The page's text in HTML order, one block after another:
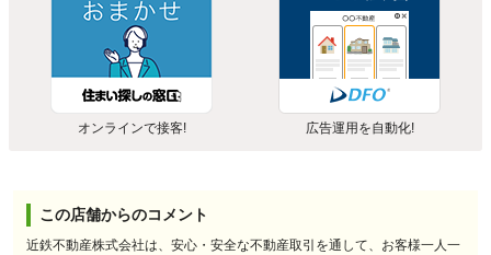
オンラインで接客! 広告運用を自動化!
この店舗からのコメント
近鉄不動産株式会社は、安心・安全な不動産取引を通して、お客様一人一